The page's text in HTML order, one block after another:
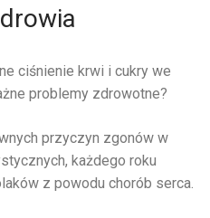
ciśnienie krwi i cukry we
problemy zdrowotne?
przyczyn zgonów w
każdego roku
z powodu chorób serca.